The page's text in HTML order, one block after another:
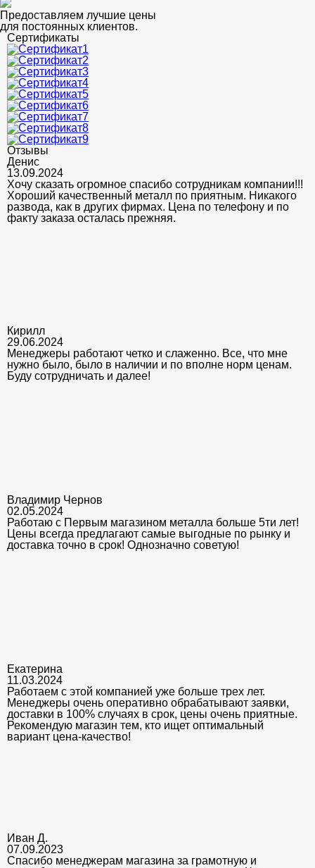
Предоставляем лучшие цены
для постоянных клиентов.
Сертификаты
Отзывы
Денис
13.09.2024
Хочу сказать огромное спасибо сотрудникам компании!!!
Хороший качественный металл по приятным. Никакого
развода, как в других фирмах. Цена по телефону и по
факту заказа осталась прежняя.
Кирилл
29.06.2024
Менеджеры работают четко и слаженно. Все, что мне
нужно было, было в наличии и по вполне норм ценам.
Буду сотрудничать и далее!
Владимир Чернов
02.05.2024
Работаю с Первым магазином металла больше 5ти лет!
Цены всегда предлагают самые выгодные по рынку и
доставка точно в срок! Однозначно советую!
Екатерина
11.03.2024
Работаем с этой компанией уже больше трех лет.
Менеджеры очень оперативно обрабатывают заявки,
доставки в 100% случаях в срок, цены очень приятные.
Рекомендую магазин тем, кто ищет оптимальный
вариант цена-качество!
Иван Д.
07.09.2023
Спасибо менеджерам магазина за грамотную и